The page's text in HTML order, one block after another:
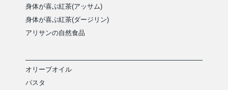
身体が喜ぶ紅茶(アッサム)
身体が喜ぶ紅茶(ダージリン)
アリサンの自然食品
オリーブオイル
パスタ